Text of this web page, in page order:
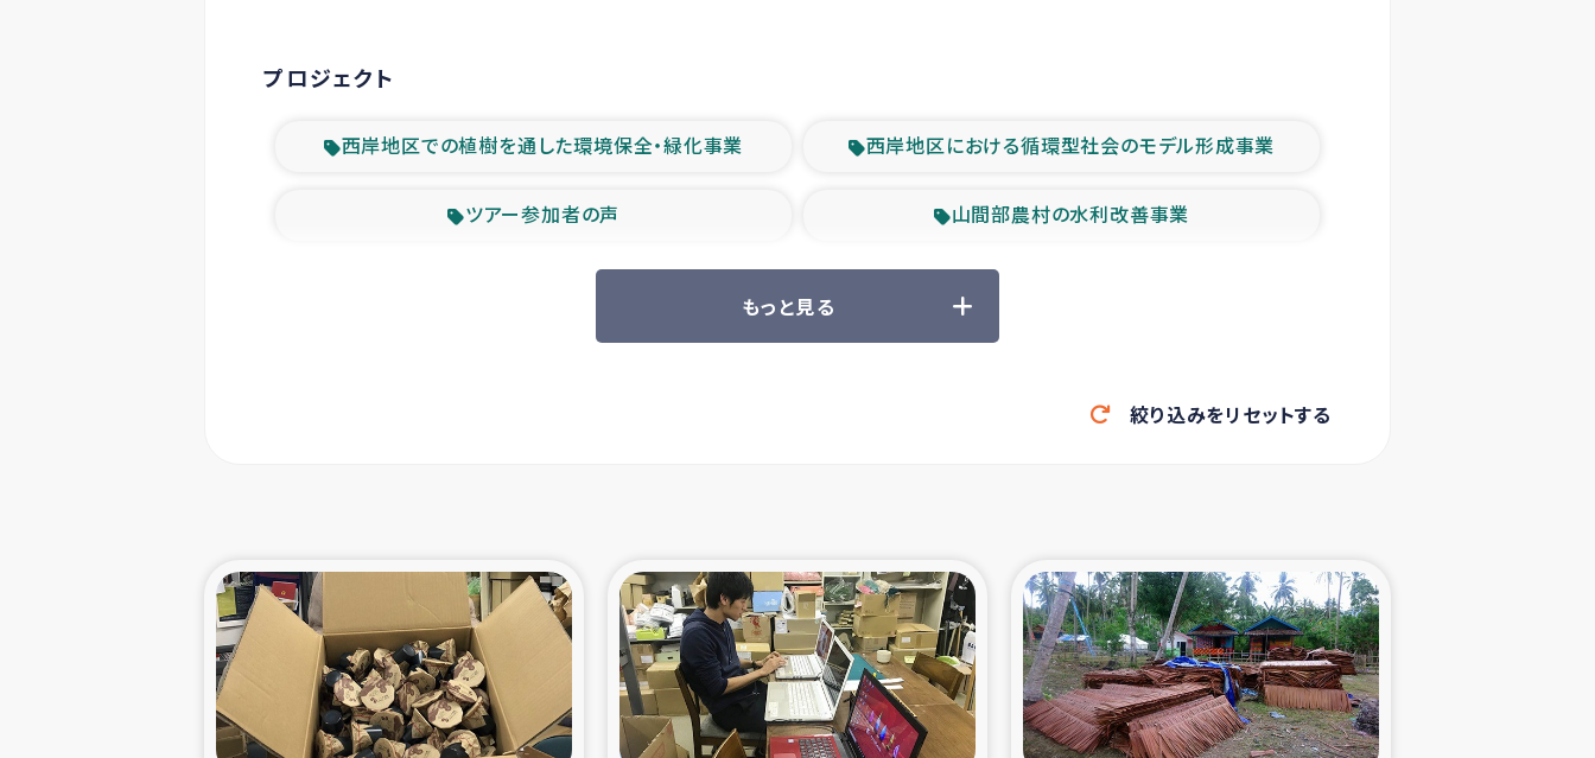
プロジェクト
西岸地区での植樹を通した環境保全・緑化事業 西岸地区における循環型社会のモデル形成事業
ツアー参加者の声 山間部農村の水利改善事業
緊急救援の時代 森林保全型農業の支援事業
東ティモール豪雨緊急支援 大雨による洪水被災者支援
シリア国内避難民・帰還民の生活再建支援
スリランカ 緊急人道支援 スリランカ南部洪水被災者支援
スリランカの南北女性をつなぐサリー・リサイクル・プロジ
ェクト
復興支援事業
もっと見る
絞り込みをリセットする